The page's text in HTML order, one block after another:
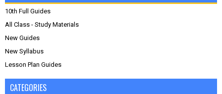
10th Full Guides
All Class - Study Materials
New Guides
New Syllabus
Lesson Plan Guides
CATEGORIES